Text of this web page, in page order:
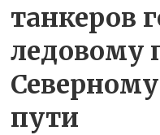
танкеров
ледовому
пути